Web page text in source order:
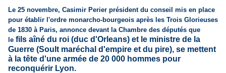
Le 25 novembre, Casimir Perier président du conseil mis en place
pour établir l'ordre monarcho-bourgeois après les Trois Glorieuses
de 1830 à Paris, annonce devant la Chambre des députés que
le fils aîné du roi (duc d'Orleans) et le ministre de la
Guerre (Soult maréchal d'empire et du pire), se mettent
à la tête d'une armée de 20 000 hommes pour
reconquérir Lyon.